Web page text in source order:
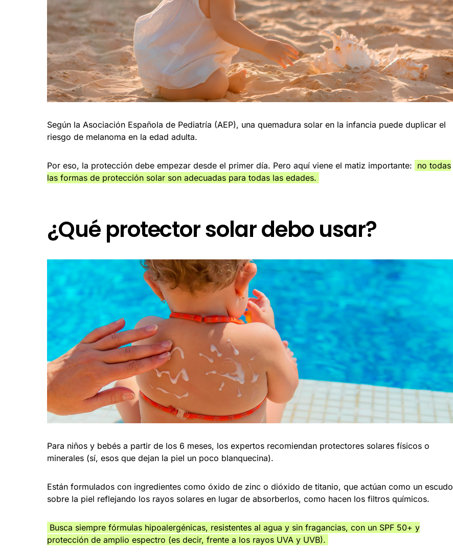
Según la Asociación Española de Pediatría (AEP), una quemadura solar en la infancia puede duplicar el
riesgo de melanoma en la edad adulta.
Por eso, la protección debe empezar desde el primer día. Pero aquí viene el matiz importante: no todas
las formas de protección solar son adecuadas para todas las edades.
¿Qué protector solar debo usar?
Para niños y bebés a partir de los 6 meses, los expertos recomiendan protectores solares físicos o
minerales (sí, esos que dejan la piel un poco blanquecina).
Están formulados con ingredientes como óxido de zinc o dióxido de titanio, que actúan como un escudo
sobre la piel reflejando los rayos solares en lugar de absorberlos, como hacen los filtros químicos.
Busca siempre fórmulas hipoalergénicas, resistentes al agua y sin fragancias, con un SPF 50+ y
protección de amplio espectro (es decir, frente a los rayos UVA y UVB).